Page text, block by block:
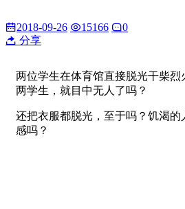
2018-09-26 15166
0
分享
两位学生在体育馆直接脱光干柴
两学生，就目中无人了吗？
还把衣服都脱光，至于吗？饥渴
感吗？